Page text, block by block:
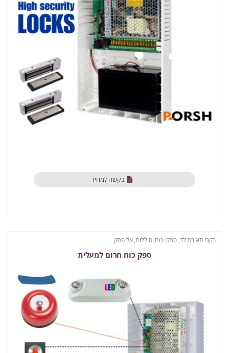
בקשה למחיר
בקרי תאורת לד, ספקי כוח, סוללות, אל פסק
ספק כוח חרום למעלית